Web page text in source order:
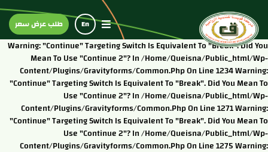
Warning: "continue" Targeting Switch Is Equivalent To "break". Did You
Mean To Use "continue 2"? In /home/queisna/public_html/wp-
Content/plugins/gravityforms/common.php On Line 1234 Warning:
"continue" Targeting Switch Is Equivalent To "break". Did You Mean To
Use "continue 2"? In /home/queisna/public_html/wp-
Content/plugins/gravityforms/common.php On Line 1271 Warning:
"continue" Targeting Switch Is Equivalent To "break". Did You Mean To
Use "continue 2"? In /home/queisna/public_html/wp-
Content/plugins/gravityforms/common.php On Line 1275 Warning:
En طلب عرض سعر